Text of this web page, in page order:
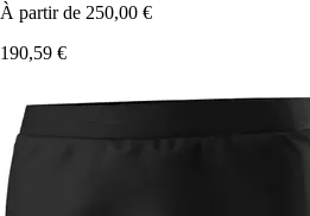
À partir de 250,00 €
190,59 €